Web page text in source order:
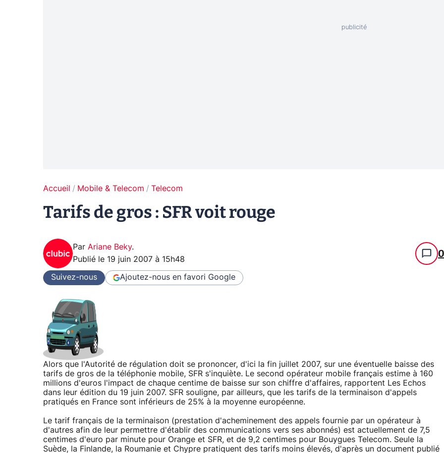
Accueil Mobile & Telecom Telecom
Tarifs de gros : SFR voit rouge
Par Ariane Beky.
Publié le 19 juin 2007 à 15h48 0
Suivez-nous Ajoutez-nous en favori Google
Alors que l'Autorité de régulation doit se prononcer, d'ici la fin juillet 2007, sur une éventuelle baisse des
tarifs de gros de la téléphonie mobile, SFR s'inquiète. Le second opérateur mobile français estime à 160
millions d'euros l'impact de chaque centime de baisse sur son chiffre d'affaires, rapportent Les Echos
dans leur édition du 19 juin 2007. SFR souligne, par ailleurs, que les tarifs de la terminaison d'appels
pratiqués en France sont inférieurs de 25% à la moyenne européenne.
Le tarif français de la terminaison (prestation d'acheminement des appels fournie par un opérateur à
d'autres afin de leur permettre d'établir des communications vers ses abonnés) est actuellement de 7,5
centimes d'euro par minute pour Orange et SFR, et de 9,2 centimes pour Bouygues Telecom. Seule la
Suède, la Finlande, la Roumanie et Chypre pratiquent des tarifs moins élevés, d'après un document publié